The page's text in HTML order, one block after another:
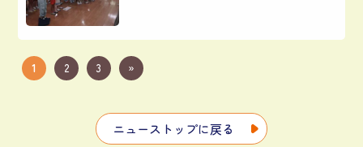
1 2 3 »
ニューストップに戻る